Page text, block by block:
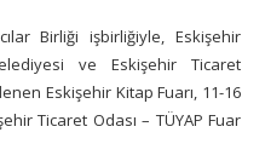
Birliği işbirliğiyle, Eskişehir
ve Eskişehir Ticaret
Eskişehir Kitap Fuarı, 11-16
Ticaret Odası – TÜYAP Fuar